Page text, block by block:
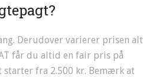
Derudover varierer prisen alt
får du altid en fair pris på
fra 2.500 kr. Bemærk at